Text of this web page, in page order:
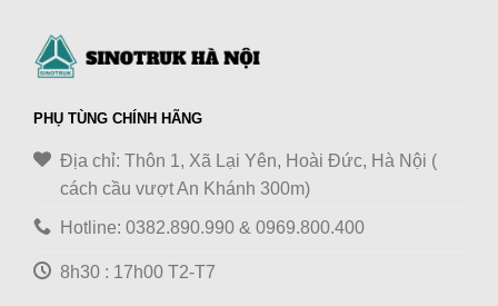
PHỤ TÙNG CHÍNH HÃNG
Địa chỉ: Thôn 1, Xã Lại Yên, Hoài Đức, Hà Nội (
cách cầu vượt An Khánh 300m)
Hotline: 0382.890.990 & 0969.800.400
8h30 : 17h00 T2-T7